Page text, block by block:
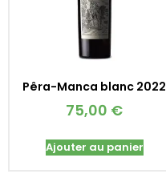
Pêra-Manca blanc 2022
75,00 €
Ajouter au panier